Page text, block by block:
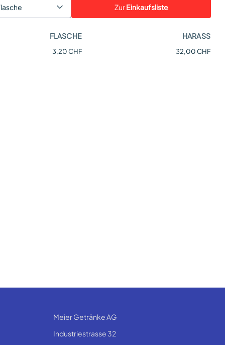
ZurEinkaufsliste
FLASCHE HARASS
3,20 CHF 32,00 CHF
Meier Getränke AG
Industriestrasse 32